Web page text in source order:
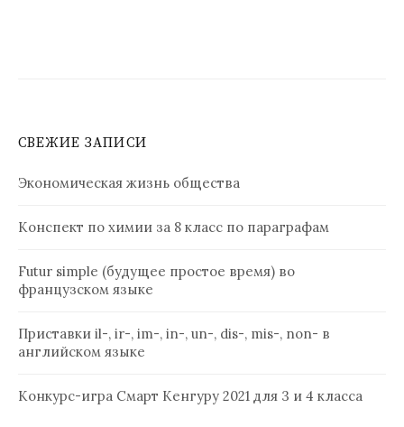
СВЕЖИЕ ЗАПИСИ
Экономическая жизнь общества
Конспект по химии за 8 класс по параграфам
Futur simple (будущее простое время) во
французском языке
Приставки il-, ir-, im-, in-, un-, dis-, mis-, non- в
английском языке
Конкурс-игра Смарт Кенгуру 2021 для 3 и 4 класса